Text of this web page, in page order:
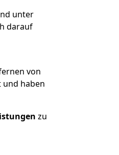
unter
darauf
von
und haben
zu